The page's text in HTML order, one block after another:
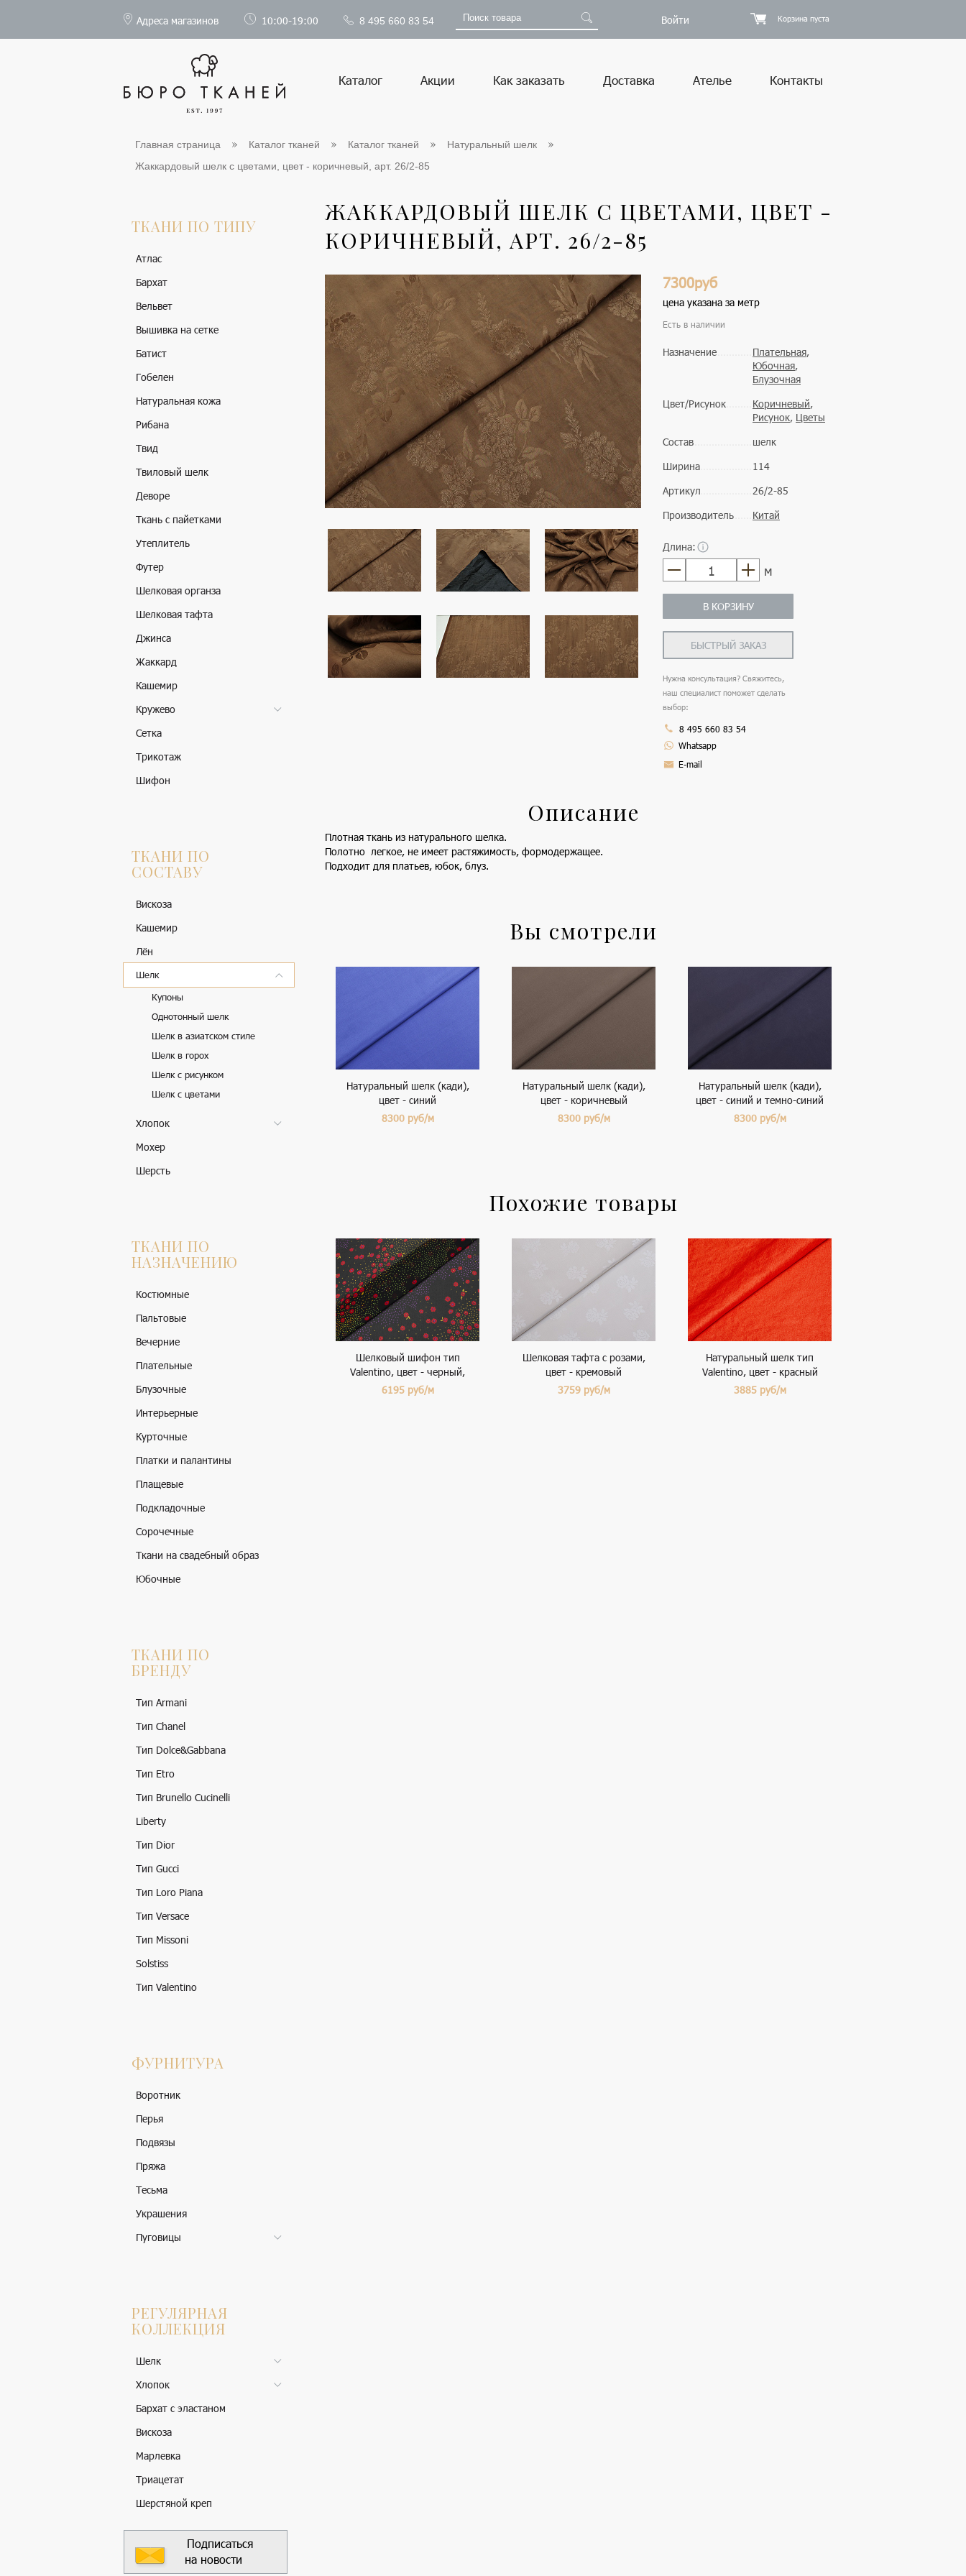
Адреса магазинов 10:00-19:00 8 495 660 83 54 Войти Корзина пуста
Каталог Акции Как заказать Доставка Ателье Контакты
Главная страница Каталог тканей Каталог тканей
Натуральный шелк
Жаккардовый шелк с цветами, цвет - коричневый, арт. 26/2-85
ТКАНИ ПО ТИПУ
Атлас
Бархат
Вельвет
Вышивка на сетке
Батист
Гобелен
Натуральная кожа
Рибана
Твид
Твиловый шелк
Деворе
Ткань с пайетками
Утеплитель
Футер
Шелковая органза
Шелковая тафта
Джинса
Жаккард
Кашемир
Кружево
Сетка
Трикотаж
Шифон
ТКАНИ ПО
СОСТАВУ
Вискоза
Кашемир
Лён
Шелк
Купоны
Однотонный шелк
Шелк в азиатском стиле
Шелк в горох
Шелк с рисунком
Шелк с цветами
Хлопок
Мохер
Шерсть
ТКАНИ ПО
НАЗНАЧЕНИЮ
Костюмные
Пальтовые
Вечерние
Плательные
Блузочные
Интерьерные
Курточные
Платки и палантины
Плащевые
Подкладочные
Сорочечные
Ткани на свадебный образ
Юбочные
ТКАНИ ПО
БРЕНДУ
Тип Armani
Тип Chanel
Тип Dolce&Gabbana
Тип Etro
Тип Brunello Cucinelli
Liberty
Тип Dior
Тип Gucci
Тип Loro Piana
Тип Versace
Тип Missoni
Solstiss
Тип Valentino
ФУРНИТУРА
Воротник
Перья
Подвязы
Пряжа
Тесьма
Украшения
Пуговицы
РЕГУЛЯРНАЯ
КОЛЛЕКЦИЯ
Шелк
Хлопок
Бархат с эластаном
Вискоза
Марлевка
Триацетат
Шерстяной креп
Подписаться
на новости
ЖАККАРДОВЫЙ ШЕЛК С ЦВЕТАМИ, ЦВЕТ -
КОРИЧНЕВЫЙ, АРТ. 26/2-85
7300руб
цена указана за метр
Есть в наличии
Назначение Плательная,
Юбочная,
Блузочная
Цвет/Рисунок
Коричневый,
Рисунок, Цветы
Состав
шелк
Ширина
114
Артикул
26/2-85
Производитель
Китай
Длина:
м
В КОРЗИНУ
БЫСТРЫЙ ЗАКАЗ
Нужна консультация? Свяжитесь,
наш специалист поможет сделать
выбор:
8 495 660 83 54
Whatsapp
E-mail
Описание
Плотная ткань из натурального шелка.
Полотно легкое, не имеет растяжимость, формодержащее.
Подходит для платьев, юбок, блуз.
Вы смотрели
Натуральный шелк (кади),
цвет - синий
8300 руб/м
Натуральный шелк (кади),
цвет - коричневый
8300 руб/м
Натуральный шелк (кади),
цвет - синий и темно-синий
8300 руб/м
Похожие товары
Шелковый шифон тип
Valentino, цвет - черный,
цветы
6195 руб/м
Шелковая тафта с розами,
цвет - кремовый
3759 руб/м
Натуральный шелк тип
Valentino, цвет - красный
3885 руб/м